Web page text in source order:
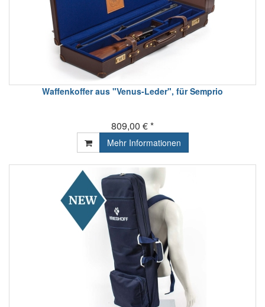
Waffenkoffer aus "Venus-Leder", für Semprio
809,00 € *
Mehr Informationen